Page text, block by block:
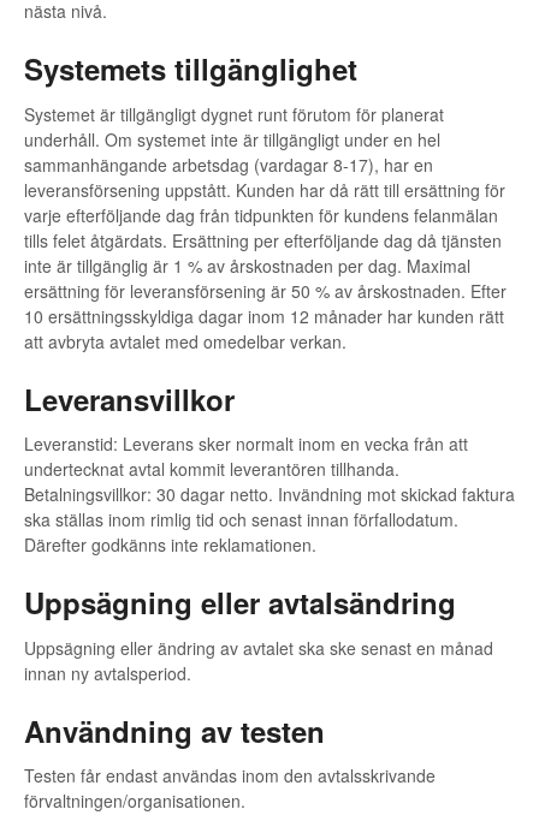
nästa nivå.
Systemets tillgänglighet
Systemet är tillgängligt dygnet runt förutom för planerat
underhåll. Om systemet inte är tillgängligt under en hel
sammanhängande arbetsdag (vardagar 8-17), har en
leveransförsening uppstått. Kunden har då rätt till ersättning för
varje efterföljande dag från tidpunkten för kundens felanmälan
tills felet åtgärdats. Ersättning per efterföljande dag då tjänsten
inte är tillgänglig är 1 % av årskostnaden per dag. Maximal
ersättning för leveransförsening är 50 % av årskostnaden. Efter
10 ersättningsskyldiga dagar inom 12 månader har kunden rätt
att avbryta avtalet med omedelbar verkan.
Leveransvillkor
Leveranstid: Leverans sker normalt inom en vecka från att
undertecknat avtal kommit leverantören tillhanda.
Betalningsvillkor: 30 dagar netto. Invändning mot skickad faktura
ska ställas inom rimlig tid och senast innan förfallodatum.
Därefter godkänns inte reklamationen.
Uppsägning eller avtalsändring
Uppsägning eller ändring av avtalet ska ske senast en månad
innan ny avtalsperiod.
Användning av testen
Testen får endast användas inom den avtalsskrivande
förvaltningen/organisationen.